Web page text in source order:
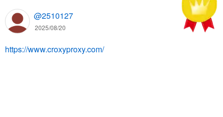
@2510127
2025/08/20
https://www.croxyproxy.com/